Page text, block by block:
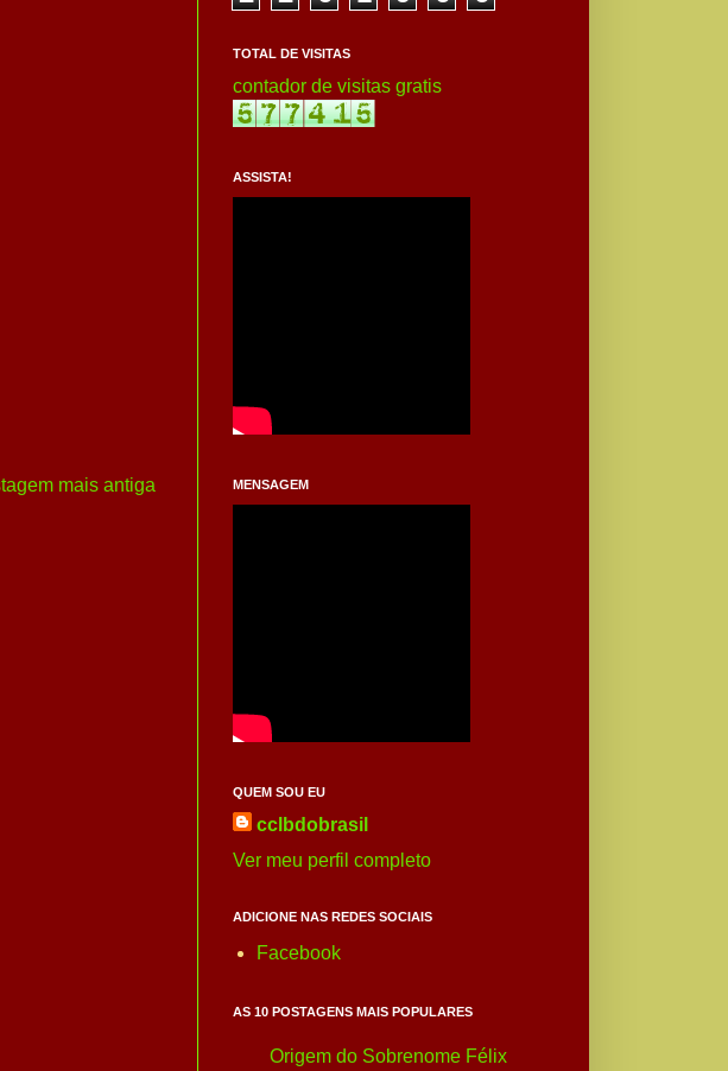
mais antiga
TOTAL DE VISITAS
contador de visitas gratis
ASSISTA!
MENSAGEM
QUEM SOU EU
cclbdobrasil
Ver meu perfil completo
ADICIONE NAS REDES SOCIAIS
Facebook
AS 10 POSTAGENS MAIS POPULARES
Origem do Sobrenome Félix